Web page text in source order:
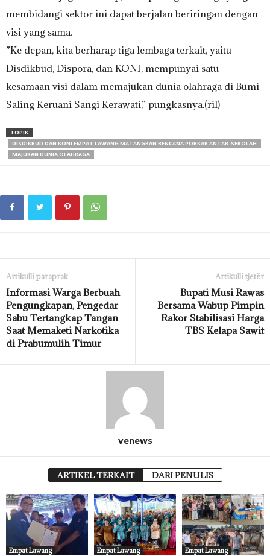
membidangi sektor ini dapat berjalan beriringan dengan
visi yang sama.
‎​”Ke depan, kita berharap tiga lembaga terkait, yaitu
Disdikbud, Dispora, dan KONI, mempunyai satu
kesamaan visi dalam memajukan dunia olahraga di Bumi
Saling Keruani Sangi Kerawati,” pungkasnya.(ril)
TOPIK
DISDIKBUD DAN KONI EMPAT LAWANG MATANGKAN RENCANA PORKAB ANTAR-SEKOLAH
MAJUKAN DUNIA OLAHRAGA
Artikulli paraprak
Informasi Warga Berbuah
Pengungkapan, Pengedar
Sabu Tertangkap Tangan
Saat Memaketi Narkotika
di Prabumulih Timur
Artikulli tjetër
Bupati Musi Rawas
Bersama Wabup Pimpin
Rakor Stabilisasi Harga
TBS Kelapa Sawit
venews
ARTIKEL TERKAIT DARI PENULIS
Empat Lawang Empat Lawang Empat Lawang